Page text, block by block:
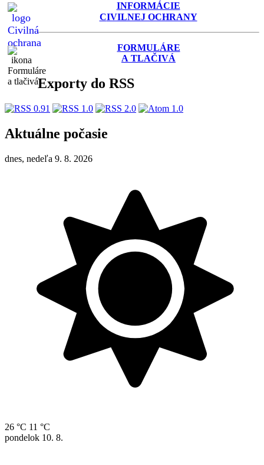
INFORMÁCIE
CIVILNEJ OCHRANY
FORMULÁRE
A TLAČIVÁ
Exporty do RSS
Aktuálne počasie
dnes, nedeľa 9. 8. 2026
26 °C 11 °C
pondelok 10. 8.